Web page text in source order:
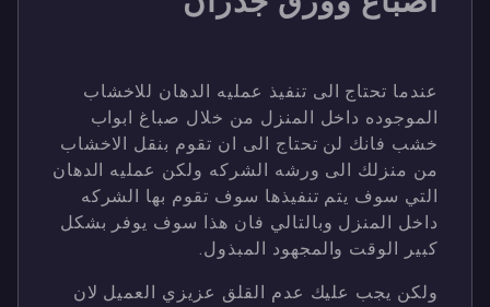
عندما تحتاج الى تنفيذ عمليه الدهان للاخشاب
الموجوده داخل المنزل من خلال صباغ ابواب
خشب فانك لن تحتاج الى ان تقوم بنقل الاخشاب
من منزلك الى ورشه الشركه ولكن عمليه الدهان
التي سوف يتم تنفيذها سوف تقوم بها الشركه
داخل المنزل وبالتالي فان هذا سوف يوفر بشكل
كبير الوقت والمجهود المبذول.
ولكن يجب عليك عدم القلق عزيزي العميل لان